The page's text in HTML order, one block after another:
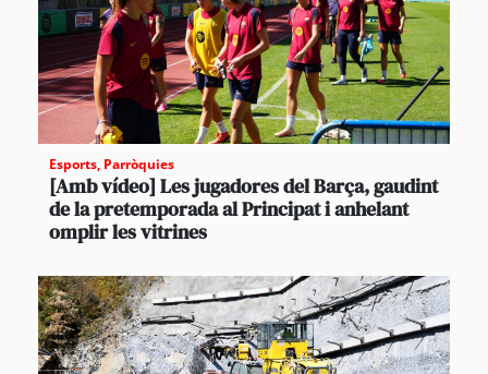
Esports, Parròquies
[Amb vídeo] Les jugadores del Barça, gaudint
de la pretemporada al Principat i anhelant
omplir les vitrines